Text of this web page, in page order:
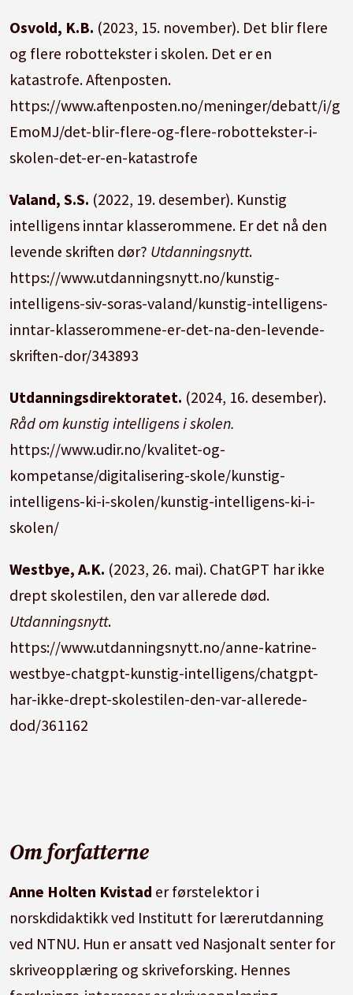
Osvold, K.B. (2023, 15. november). Det blir flere
og flere robottekster i skolen. Det er en
katastrofe. Aftenposten.
https://www.aftenposten.no/meninger/debatt/i/g
EmoMJ/det-blir-flere-og-flere-robottekster-i-
skolen-det-er-en-katastrofe
Valand, S.S. (2022, 19. desember). Kunstig
intelligens inntar klasserommene. Er det nå den
levende skriften dør? Utdanningsnytt.
https://www.utdanningsnytt.no/kunstig-
intelligens-siv-soras-valand/kunstig-intelligens-
inntar-klasserommene-er-det-na-den-levende-
skriften-dor/343893
Utdanningsdirektoratet. (2024, 16. desember).
Råd om kunstig intelligens i skolen.
https://www.udir.no/kvalitet-og-
kompetanse/digitalisering-skole/kunstig-
intelligens-ki-i-skolen/kunstig-intelligens-ki-i-
skolen/
Westbye, A.K. (2023, 26. mai). ChatGPT har ikke
drept skolestilen, den var allerede død.
Utdanningsnytt.
https://www.utdanningsnytt.no/anne-katrine-
westbye-chatgpt-kunstig-intelligens/chatgpt-
har-ikke-drept-skolestilen-den-var-allerede-
dod/361162
Om forfatterne
Anne Holten Kvistad er førstelektor i
norskdidaktikk ved Institutt for lærerutdanning
ved NTNU. Hun er ansatt ved Nasjonalt senter for
skriveopplæring og skriveforsking. Hennes